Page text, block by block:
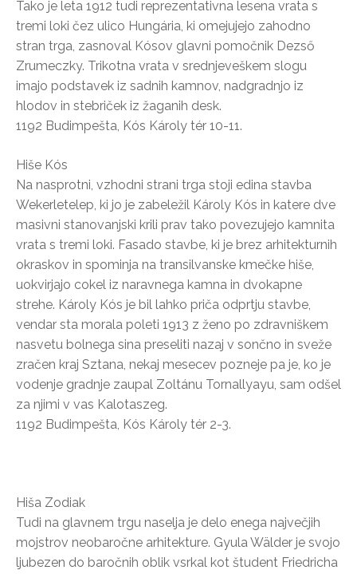
Tako je leta 1912 tudi reprezentativna lesena vrata s
tremi loki čez ulico Hungária, ki omejujejo zahodno
stran trga, zasnoval Kósov glavni pomočnik Dezső
Zrumeczky. Trikotna vrata v srednjeveškem slogu
imajo podstavek iz sadnih kamnov, nadgradnjo iz
hlodov in stebriček iz žaganih desk.
1192 Budimpešta, Kós Károly tér 10-11.
Hiše Kós
Na nasprotni, vzhodni strani trga stoji edina stavba
Wekerletelep, ki jo je zabeležil Károly Kós in katere dve
masivni stanovanjski krili prav tako povezujejo kamnita
vrata s tremi loki. Fasado stavbe, ki je brez arhitekturnih
okraskov in spominja na transilvanske kmečke hiše,
uokvirjajo cokel iz naravnega kamna in dvokapne
strehe. Károly Kós je bil lahko priča odprtju stavbe,
vendar sta morala poleti 1913 z ženo po zdravniškem
nasvetu bolnega sina preseliti nazaj v sončno in sveže
zračen kraj Sztana, nekaj mesecev pozneje pa je, ko je
vodenje gradnje zaupal Zoltánu Tornallyayu, sam odšel
za njimi v vas Kalotaszeg.
1192 Budimpešta, Kós Károly tér 2-3.
Hiša Zodiak
Tudi na glavnem trgu naselja je delo enega največjih
mojstrov neobaročne arhitekture. Gyula Wälder je svojo
ljubezen do baročnih oblik vsrkal kot študent Friedricha